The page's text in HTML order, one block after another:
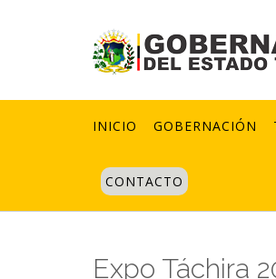
INICIO GOBERNACIÓN
CONTACTO
Expo Táchira